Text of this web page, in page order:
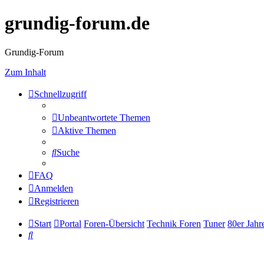
grundig-forum.de
Grundig-Forum
Zum Inhalt
Schnellzugriff
Unbeantwortete Themen
Aktive Themen
Suche
FAQ
Anmelden
Registrieren
Start Portal Foren-Übersicht Technik Foren Tuner 80er
Suche